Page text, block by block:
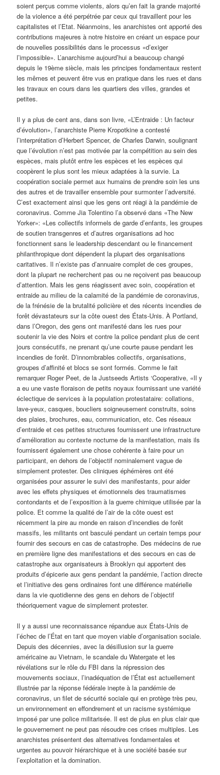
soient perçus comme violents, alors qu’en fait la grande majorité
de la violence a été perpétrée par ceux qui travaillent pour les
capitalistes et l’Etat. Néanmoins, les anarchistes ont apporté des
contributions majeures à notre histoire en créant un espace pour
de nouvelles possibilités dans le processus «d’exiger
l’impossible». L’anarchisme aujourd’hui a beaucoup changé
depuis le 19ème siècle, mais les principes fondamentaux restent
les mêmes et peuvent être vus en pratique dans les rues et dans
les travaux en cours dans les quartiers des villes, grandes et
petites.
Il y a plus de cent ans, dans son livre, «L’Entraide : Un facteur
d’évolution», l’anarchiste Pierre Kropotkine a contesté
l’interprétation d’Herbert Spencer, de Charles Darwin, soulignant
que l’évolution n’est pas motivée par la compétition au sein des
espèces, mais plutôt entre les espèces et les espèces qui
coopèrent le plus sont les mieux adaptées à la survie. La
coopération sociale permet aux humains de prendre soin les uns
des autres et de travailler ensemble pour surmonter l’adversité.
C’est exactement ainsi que les gens ont réagi à la pandémie de
coronavirus. Comme Jia Tolentino l’a observé dans «The New
Yorker»: «Les collectifs informels de garde d’enfants, les groupes
de soutien transgenres et d’autres organisations ad hoc
fonctionnent sans le leadership descendant ou le financement
philanthropique dont dépendent la plupart des organisations
caritatives. Il n’existe pas d’annuaire complet de ces groupes,
dont la plupart ne recherchent pas ou ne reçoivent pas beaucoup
d’attention. Mais les gens réagissent avec soin, coopération et
entraide au milieu de la calamité de la pandémie de coronavirus,
de la frénésie de la brutalité policière et des récents incendies de
forêt dévastateurs sur la côte ouest des États-Unis. À Portland,
dans l’Oregon, des gens ont manifesté dans les rues pour
soutenir la vie des Noirs et contre la police pendant plus de cent
jours consécutifs, ne prenant qu’une courte pause pendant les
incendies de forêt. D’innombrables collectifs, organisations,
groupes d’affinité et blocs se sont formés. Comme le fait
remarquer Roger Peet, de la Justseeds Artists ‘Cooperative, «Il y
a eu une vaste floraison de petits noyaux fournissant une variété
éclectique de services à la population protestataire: collations,
lave-yeux, casques, boucliers soigneusement construits, soins
des plaies, brochures, eau, communication, etc. Ces réseaux
d’entraide et ces petites structures fournissent une infrastructure
d’amélioration au contexte nocturne de la manifestation, mais ils
fournissent également une chose cohérente à faire pour un
participant, en dehors de l’objectif nominalement vague de
simplement protester. Des cliniques éphémères ont été
organisées pour assurer le suivi des manifestants, pour aider
avec les effets physiques et émotionnels des traumatismes
contondants et de l’exposition à la guerre chimique utilisée par la
police. Et comme la qualité de l’air de la côte ouest est
récemment la pire au monde en raison d’incendies de forêt
massifs, les militants ont basculé pendant un certain temps pour
fournir des secours en cas de catastrophe. Des médecins de rue
en première ligne des manifestations et des secours en cas de
catastrophe aux organisateurs à Brooklyn qui apportent des
produits d’épicerie aux gens pendant la pandémie, l’action directe
et l’initiative des gens ordinaires font une différence matérielle
dans la vie quotidienne des gens en dehors de l’objectif
théoriquement vague de simplement protester.
Il y a aussi une reconnaissance répandue aux États-Unis de
l’échec de l’État en tant que moyen viable d’organisation sociale.
Depuis des décennies, avec la désillusion sur la guerre
américaine au Vietnam, le scandale du Watergate et les
révélations sur le rôle du FBI dans la répression des
mouvements sociaux, l’inadéquation de l’État est actuellement
illustrée par la réponse fédérale inepte à la pandémie de
coronavirus, un filet de sécurité sociale qui en protège très peu,
un environnement en effondrement et un racisme systémique
imposé par une police militarisée. Il est de plus en plus clair que
le gouvernement ne peut pas résoudre ces crises multiples. Les
anarchistes présentent des alternatives fondamentales et
urgentes au pouvoir hiérarchique et à une société basée sur
l’exploitation et la domination.